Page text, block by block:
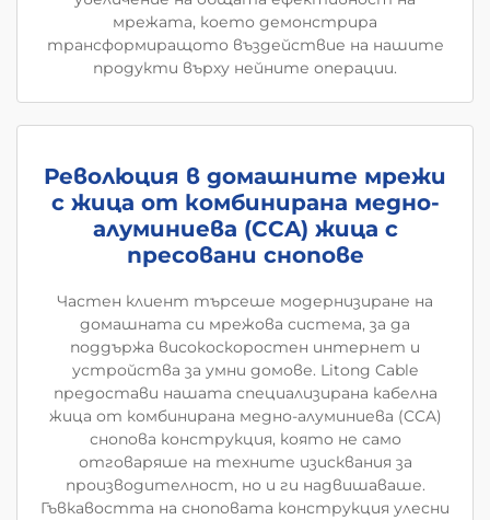
мрежата, което демонстрира
трансформиращото въздействие на нашите
продукти върху нейните операции.
Революция в домашните мрежи
с жица от комбинирана медно-
алуминиева (CCA) жица с
пресовани снопове
Частен клиент търсеше модернизиране на
домашната си мрежова система, за да
поддържа високоскоростен интернет и
устройства за умни домове. Litong Cable
предостави нашата специализирана кабелна
жица от комбинирана медно-алуминиева (CCA)
снопова конструкция, която не само
отговаряше на техните изисквания за
производителност, но и ги надвишаваше.
Гъвкавостта на сноповата конструкция улесни